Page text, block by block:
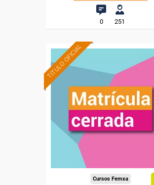
0 251
TÍTULO OFICIAL
Cursos Femxa